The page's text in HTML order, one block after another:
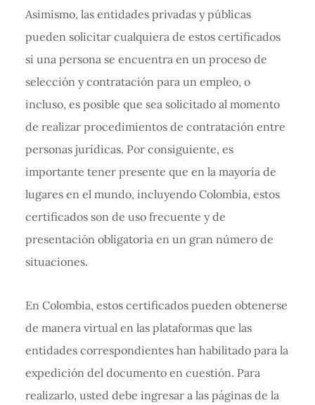
Asimismo, las entidades privadas y públicas
pueden solicitar cualquiera de estos certificados
si una persona se encuentra en un proceso de
selección y contratación para un empleo, o
incluso, es posible que sea solicitado al momento
de realizar procedimientos de contratación entre
personas jurídicas. Por consiguiente, es
importante tener presente que en la mayoría de
lugares en el mundo, incluyendo Colombia, estos
certificados son de uso frecuente y de
presentación obligatoria en un gran número de
situaciones.
En Colombia, estos certificados pueden obtenerse
de manera virtual en las plataformas que las
entidades correspondientes han habilitado para la
expedición del documento en cuestión. Para
realizarlo, usted debe ingresar a las páginas de la